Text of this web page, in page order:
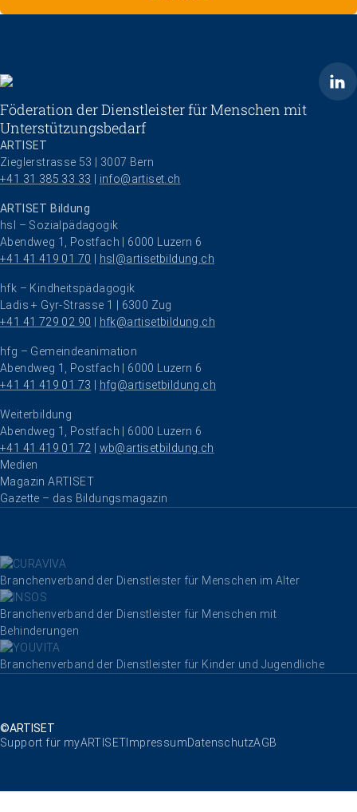
ARTISET
Föderation der Dienstleister für Menschen mit
Unterstützungsbedarf
ARTISET
Zieglerstrasse 53 | 3007 Bern
+41 31 385 33 33
info@artiset.ch
ARTISET Bildung
hsl – Sozialpädagogik
Abendweg 1, Postfach | 6000 Luzern 6
+41 41 419 01 70
hsl@artisetbildung.ch
hfk – Kindheitspädagogik
Ladis + Gyr-Strasse 1 | 6300 Zug
+41 41 729 02 90
hfk@artisetbildung.ch
hfg – Gemeindeanimation
Abendweg 1, Postfach | 6000 Luzern 6
+41 41 419 01 73
hfg@artisetbildung.ch
Weiterbildung
Abendweg 1, Postfach | 6000 Luzern 6
+41 41 419 01 72
wb@artisetbildung.ch
Navigation überspringen
Medien
Magazin ARTISET
Gazette – das Bildungsmagazin
Branchenverband der Dienstleister für Menschen im Alter
Branchenverband der Dienstleister für Menschen mit
Behinderungen
Branchenverband der Dienstleister für Kinder und Jugendliche
©ARTISET
Navigation überspringen
Support für myARTISET ImpressumDatenschutzAGB